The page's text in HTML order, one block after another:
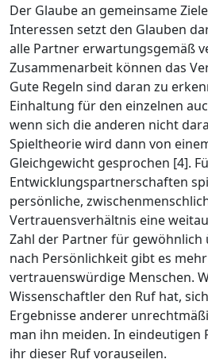
Der Glaube an gemeinsame
Interessen setzt den ­Glauben
alle Partner erwartungsgemäß
Zusammenarbeit können das
Gute Regeln sind daran zu
Einhaltung für den einzelnen
wenn sich die anderen nicht
Spieltheorie wird dann von
Gleichgewicht gesprochen [4].
Entwicklungspartnerschaften
persönliche,
Vertrauensverhältnis eine
Zahl der Partner für gewöhnlich
nach Persönlichkeit gibt es
vertrauenswürdige Menschen.
Wissenschaftler den Ruf hat,
Ergebnisse anderer
man ihn meiden. In eindeutigen
ihr dieser Ruf vorauseilen.